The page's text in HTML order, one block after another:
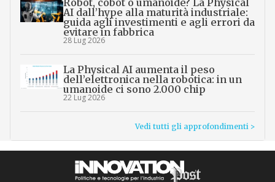
Robot, cobot o umanoide? La Physical
AI dall’hype alla maturità industriale:
guida agli investimenti e agli errori da
evitare in fabbrica
28 Lug 2026
La Physical AI aumenta il peso
dell’elettronica nella robotica: in un
umanoide ci sono 2.000 chip
22 Lug 2026
Vedi tutti gli approfondimenti >